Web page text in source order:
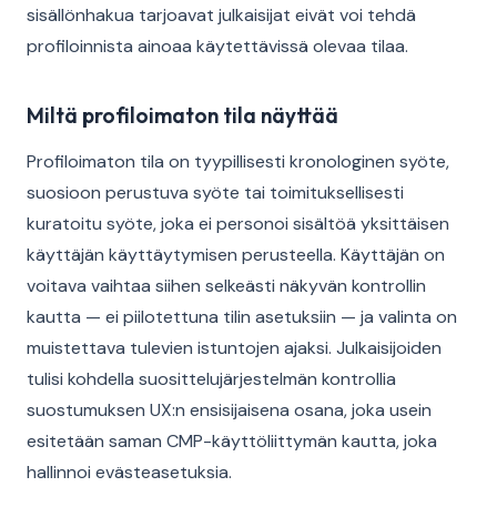
sisällönhakua tarjoavat julkaisijat eivät voi tehdä
profiloinnista ainoaa käytettävissä olevaa tilaa.
Miltä profiloimaton tila näyttää
Profiloimaton tila on tyypillisesti kronologinen syöte,
suosioon perustuva syöte tai toimituksellisesti
kuratoitu syöte, joka ei personoi sisältöä yksittäisen
käyttäjän käyttäytymisen perusteella. Käyttäjän on
voitava vaihtaa siihen selkeästi näkyvän kontrollin
kautta — ei piilotettuna tilin asetuksiin — ja valinta on
muistettava tulevien istuntojen ajaksi. Julkaisijoiden
tulisi kohdella suosittelujärjestelmän kontrollia
suostumuksen UX:n ensisijaisena osana, joka usein
esitetään saman CMP-käyttöliittymän kautta, joka
hallinnoi evästeasetuksia.